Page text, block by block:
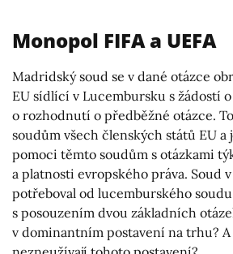
Monopol FIFA a UEFA
Madridský soud se v dané otázce
EU sídlící v Lucembursku s žádostí
o rozhodnutí o předběžné otázce.
soudům všech členských států EU a
pomoci těmto soudům s otázkami
a platnosti evropského práva. Soud
potřeboval od lucemburského
s posouzením dvou základních
v dominantním postavení na trhu?